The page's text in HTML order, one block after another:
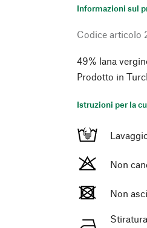
Informazioni sul
Codice articolo
49% lana
Prodotto in
Istruzioni per la
Non
Non